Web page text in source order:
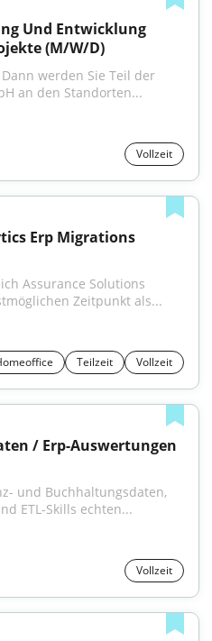
Und Entwicklung
(M/W/D)
werden Sie Teil der
an den Standorten...
Vollzeit
Erp Migrations
Assurance Solutions
Zeitpunkt als...
Teilzeit Vollzeit
/ Erp-Auswertungen
und Buchhaltungsdaten,
ETL-Skills echten...
Vollzeit